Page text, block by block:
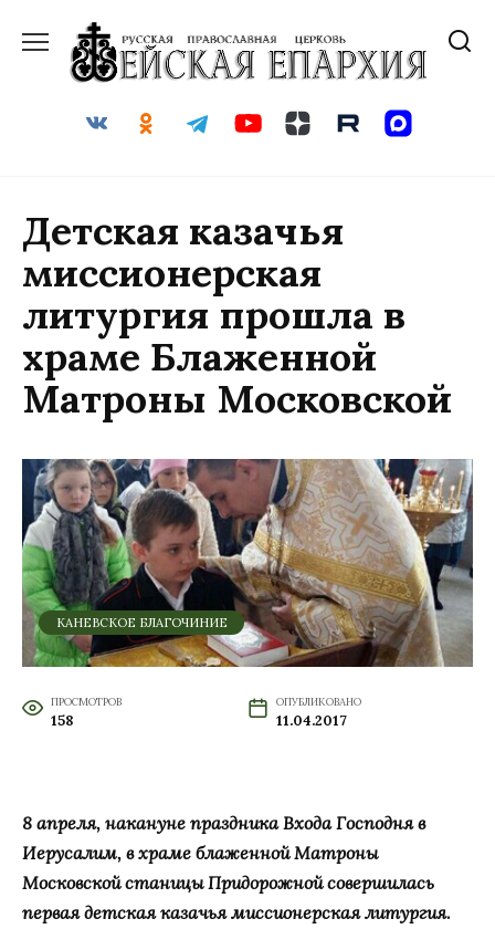
содержанию
Детская казачья
миссионерская
литургия прошла в
храме Блаженной
Матроны Московской
КАНЕВСКОЕ БЛАГОЧИНИЕ
ПРОСМОТРОВ
158
ОПУБЛИКОВАНО
11.04.2017
8 апреля, накануне праздника Входа Господня в
Иерусалим, в храме блаженной Матроны
Московской станицы Придорожной совершилась
первая детская казачья миссионерская литургия.